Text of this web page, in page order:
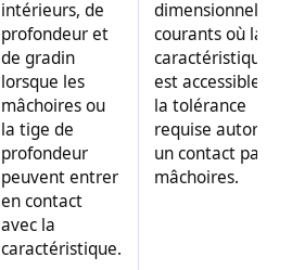
intérieurs, de
profondeur et
de gradin
lorsque les
mâchoires ou
la tige de
profondeur
peuvent entrer
en contact
avec la
caractéristique.
dimensionnels
courants où la
caractéristique
est accessible et
la tolérance
requise autorise
un contact par
mâchoires.